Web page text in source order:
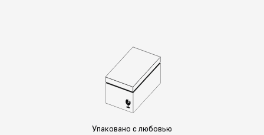
Упаковано с любовью